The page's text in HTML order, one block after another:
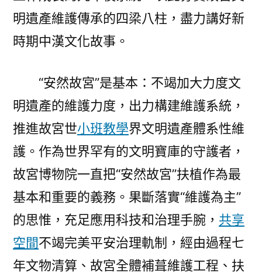
明遺產維護傳承的四梁八柱，盡力講好新
時期中漢文化故事。
“安然故宮”是基本：不竭加大力度文
明遺產的維護力度，出力構建維護系統，
推進故宮世小班教學界文明遺產體系性維
護。作為世界罕有的文明寶庫的守護者，
故宮博物院一直把“安然故宮”扶植作為最
基本和重要的義務。果斷落實“維護為主”
的思惟，充足應用科技和治理手腕， 共享
空間不竭完美平安治理軌制，經由過程七
年文物清算、故宮全體補葺維護工程、扶